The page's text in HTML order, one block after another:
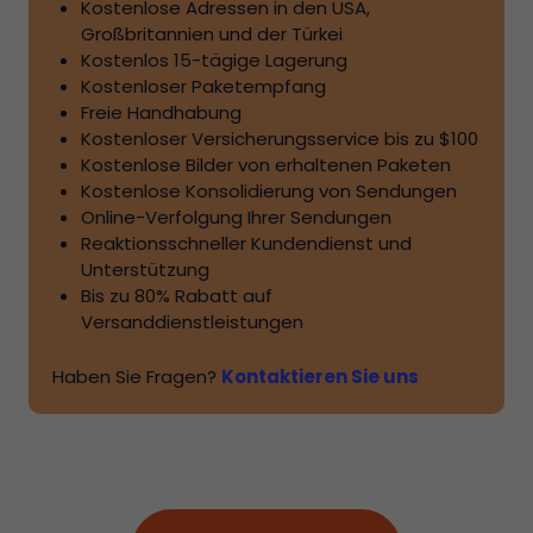
Kostenlose Adressen in den USA,
Großbritannien und der Türkei
Kostenlos 15-tägige Lagerung
Kostenloser Paketempfang
Freie Handhabung
Kostenloser Versicherungsservice bis zu $100
Kostenlose Bilder von erhaltenen Paketen
Kostenlose Konsolidierung von Sendungen
Online-Verfolgung Ihrer Sendungen
Reaktionsschneller Kundendienst und
Unterstützung
Bis zu 80% Rabatt auf
Versanddienstleistungen
Haben Sie Fragen? Kontaktieren Sie uns